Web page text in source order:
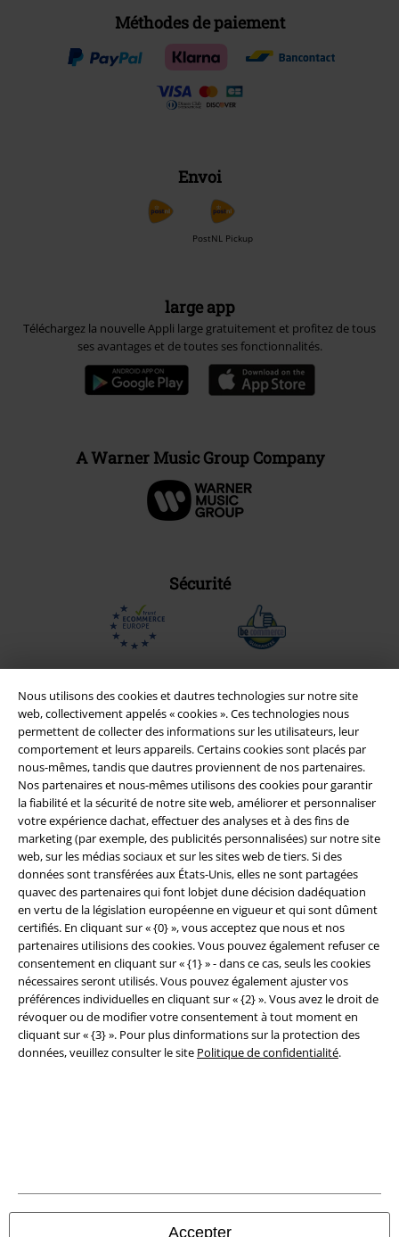
Nous utilisons des cookies et dautres technologies sur notre site
web, collectivement appelés « cookies ». Ces technologies nous
permettent de collecter des informations sur les utilisateurs, leur
comportement et leurs appareils. Certains cookies sont placés par
nous-mêmes, tandis que dautres proviennent de nos partenaires.
Nos partenaires et nous-mêmes utilisons des cookies pour garantir
la fiabilité et la sécurité de notre site web, améliorer et personnaliser
votre expérience dachat, effectuer des analyses et à des fins de
marketing (par exemple, des publicités personnalisées) sur notre site
web, sur les médias sociaux et sur les sites web de tiers. Si des
données sont transférées aux États-Unis, elles ne sont partagées
quavec des partenaires qui font lobjet dune décision dadéquation
en vertu de la législation européenne en vigueur et qui sont dûment
certifiés. En cliquant sur « {0} », vous acceptez que nous et nos
partenaires utilisions des cookies. Vous pouvez également refuser ce
consentement en cliquant sur « {1} » - dans ce cas, seuls les cookies
nécessaires seront utilisés. Vous pouvez également ajuster vos
préférences individuelles en cliquant sur « {2} ». Vous avez le droit de
révoquer ou de modifier votre consentement à tout moment en
cliquant sur « {3} ». Pour plus dinformations sur la protection des
données, veuillez consulter le site Politique de confidentialité.
Accepter
Méthodes de paiement
Envoi
PostNL Pickup
large app
Téléchargez la nouvelle Appli large gratuitement et profitez de tous
ses avantages et de toutes ses fonctionnalités.
A Warner Music Group Company
Sécurité
Légal
Conditions générales
Éditeur
Clauses de confidentialité
Élimination des déchets et protection de l'environnement
Déclaration de Conformité
Tous nos prix sont T.T.C. Cependant, ils ne comprennent pasles frais
denvoi.